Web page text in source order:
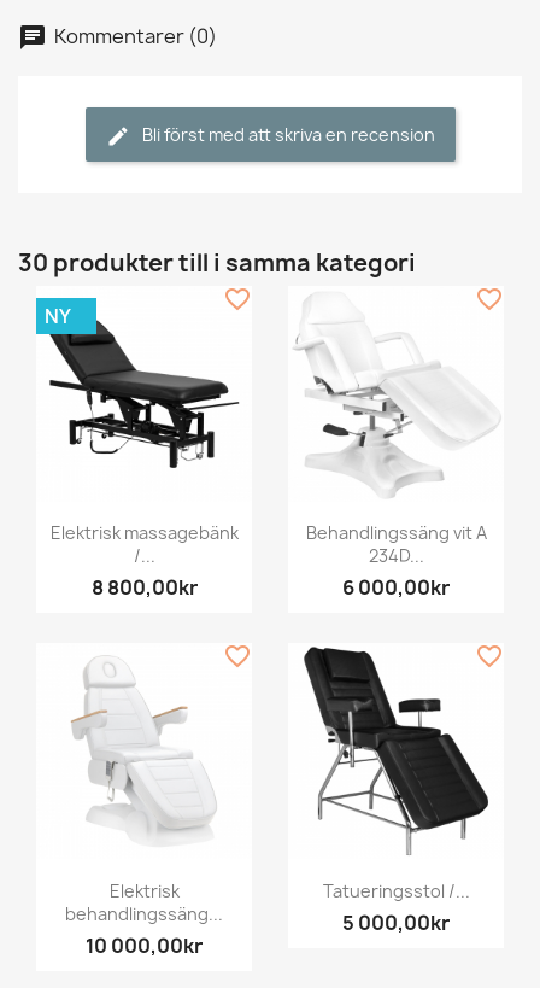
Kommentarer (0)
Bli först med att skriva en recension
30 produkter till i samma kategori
Elektrisk massagebänk
/...
8 800,00kr
NY
favorite_border
Behandlingssäng vit A
234D...
6 000,00kr
favorite_border
Elektrisk
behandlingssäng...
10 000,00kr
favorite_border
Tatueringsstol /...
5 000,00kr
favorite_border